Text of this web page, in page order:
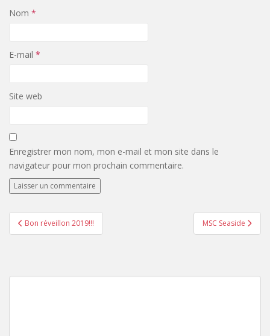
Nom *
E-mail *
Site web
Enregistrer mon nom, mon e-mail et mon site dans le
navigateur pour mon prochain commentaire.
Navigation
de
Bon réveillon 2019!!! MSC Seaside